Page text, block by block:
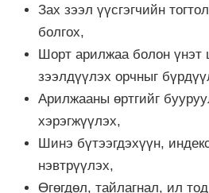
Зах зээл үүсгэгчийн
болгох,
Шорт арилжаа болон үнэт
зээлдүүлэх орчныг
Арилжааны өртгийг
хэрэгжүүлэх,
Шинэ бүтээгдэхүүн,
нэвтрүүлэх,
Өгөгдөл, тайлагнал, ил